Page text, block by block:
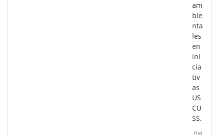
am
bie
nta
les
en
ini
cia
tiv
as
US
CU
SS.
ma